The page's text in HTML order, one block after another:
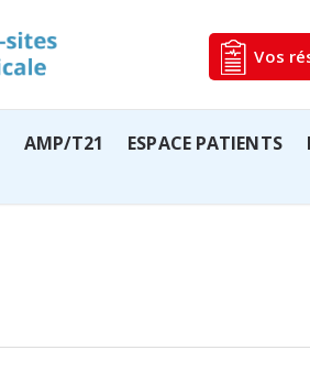
Vos
AMP/T21 ESPACE PATIENTS